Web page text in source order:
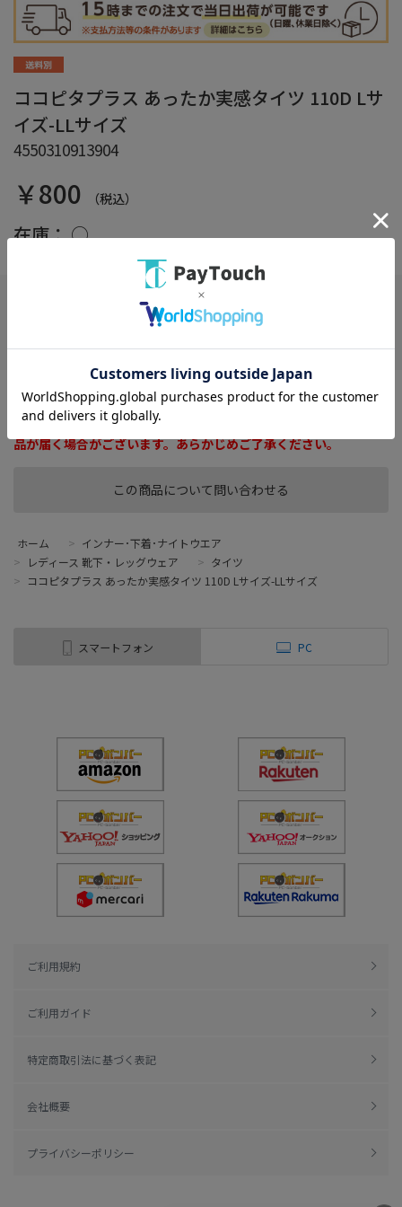
ココピタプラス あったか実感タイツ 110D Lサ
イズ-LLサイズ
4550310913904
￥800 （税込）
在庫：○
この商品について問い合わせる
●これ1枚で、つま先保温力2倍で温かさを実感できます。
※商品リニューアルに伴い、掲載画像とは異なったデザインの商
品が届く場合がございます。あらかじめご了承ください。
ホーム > インナー･下着･ナイトウエア
>
レディース 靴下・レッグウェア > タイツ
> ココピタプラス あったか実感タイツ 110D Lサイズ-LLサイズ
スマートフォン PC
ご利用規約
ご利用ガイド
特定商取引法に基づく表記
会社概要
プライバシーポリシー